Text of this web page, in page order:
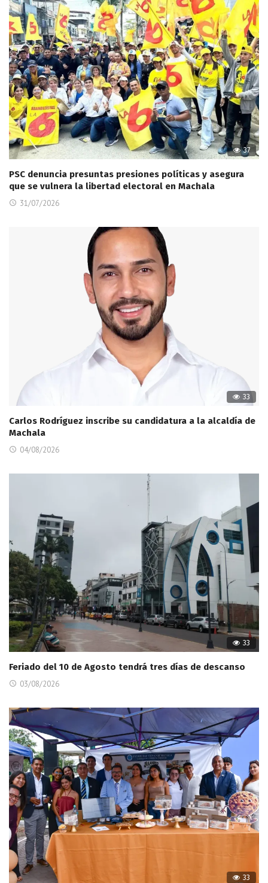
37
PSC denuncia presuntas presiones políticas y asegura
que se vulnera la libertad electoral en Machala
31/07/2026
33
Carlos Rodríguez inscribe su candidatura a la alcaldía de
Machala
04/08/2026
33
Feriado del 10 de Agosto tendrá tres días de descanso
03/08/2026
33